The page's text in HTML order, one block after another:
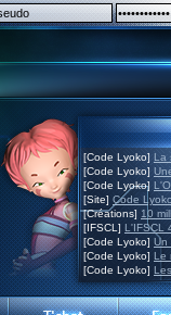
[Code Lyoko] La
[Code Lyoko]
[Code Lyoko]
[Site] Code
[Créations] 10
[IFSCL] L'IFSCL
[Code Lyoko] Un
[Code Lyoko] Le
[Code Lyoko]